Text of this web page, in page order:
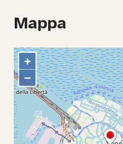
Mappa